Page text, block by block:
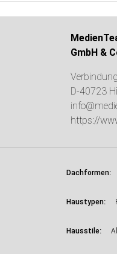
GmbH &
D-40723
https://
Dachformen:
Haustypen:
Hausstile: